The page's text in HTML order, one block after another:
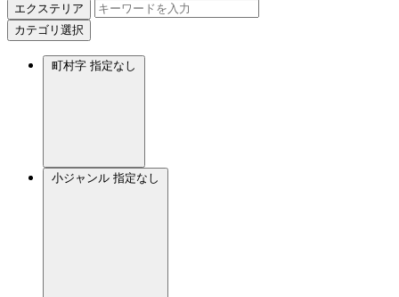
エクステリア
カテゴリ選択
町村字 指定なし
小ジャンル 指定なし